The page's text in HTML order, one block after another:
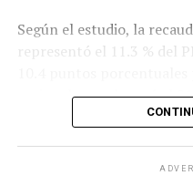
Según el estudio, la
representó el 11.3 % del
regional, que alcanzó el
promedio de los países
El informe también